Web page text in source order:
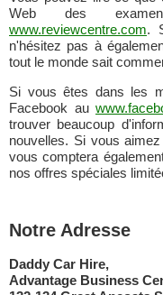
Web des
www.reviewcentre.com.
n'hésitez pas à
tout le monde sait
Si vous êtes dans les
Facebook au
trouver beaucoup
nouvelles. Si vous
vous comptera
nos offres spéciales
Notre Adresse
Daddy Car Hire,
Advantage Business